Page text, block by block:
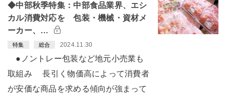
◆中部秋季特集：中部食品業界、エシ
カル消費対応を 包装・機械・資材メ
ーカー、…
特集 総合 2024.11.30
●ノントレー包装など地元小売業も
取組み 長引く物価高によって消費者
が安価な商品を求める傾向が強まって